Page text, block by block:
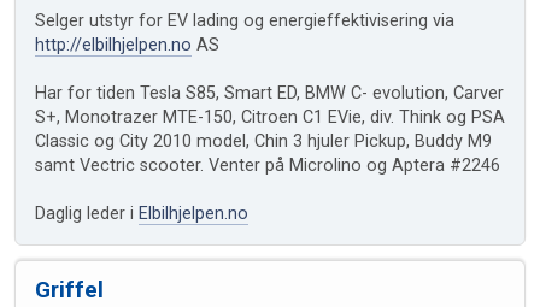
Selger utstyr for EV lading og energieffektivisering via
http://elbilhjelpen.no AS
Har for tiden Tesla S85, Smart ED, BMW C- evolution, Carver
S+, Monotrazer MTE-150, Citroen C1 EVie, div. Think og PSA
Classic og City 2010 model, Chin 3 hjuler Pickup, Buddy M9
samt Vectric scooter. Venter på Microlino og Aptera #2246
Daglig leder i Elbilhjelpen.no
Griffel